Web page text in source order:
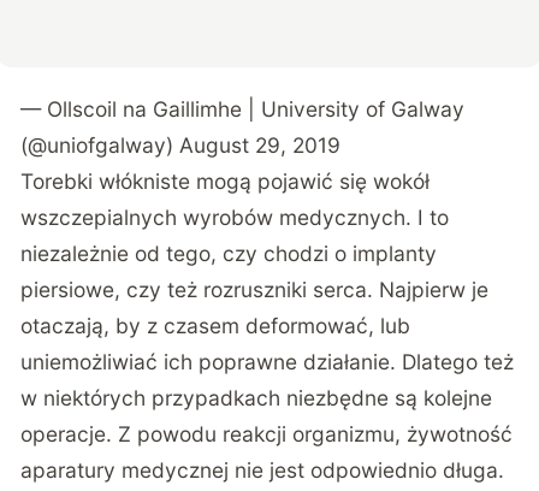
— Ollscoil na Gaillimhe | University of Galway
(@uniofgalway) August 29, 2019
Torebki włókniste mogą pojawić się wokół
wszczepialnych wyrobów medycznych. I to
niezależnie od tego, czy chodzi o implanty
piersiowe, czy też rozruszniki serca. Najpierw je
otaczają, by z czasem deformować, lub
uniemożliwiać ich poprawne działanie. Dlatego też
w niektórych przypadkach niezbędne są kolejne
operacje. Z powodu reakcji organizmu, żywotność
aparatury medycznej nie jest odpowiednio długa.